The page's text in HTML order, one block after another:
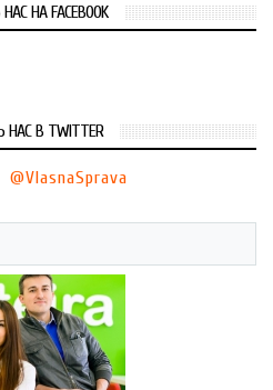
НА FACEBOOK
НАС В TWITTER